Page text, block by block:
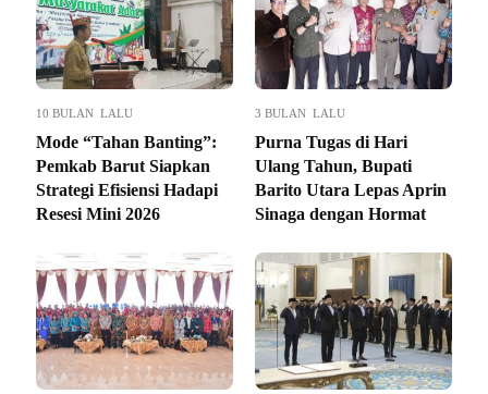
10 BULAN LALU
Mode “Tahan Banting”:
Pemkab Barut Siapkan
Strategi Efisiensi Hadapi
Resesi Mini 2026
3 BULAN LALU
Purna Tugas di Hari
Ulang Tahun, Bupati
Barito Utara Lepas Aprin
Sinaga dengan Hormat